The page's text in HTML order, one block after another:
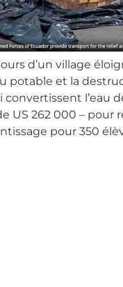
d’un village
potable et la
l’eau
262 000 – pour
pour 350